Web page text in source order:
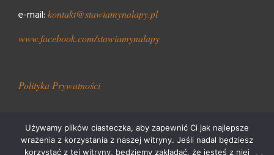
e-mail: kontakt@stawiamynalapy.pl
www.facebook.com/stawiamynalapy
Polityka Prywatności
Używamy plików ciasteczka, aby zapewnić Ci jak najlepsze
wrażenia z korzystania z naszej witryny. Jeśli nadal będziesz
korzystać z tej witryny, będziemy zakładać, że jesteś z niej